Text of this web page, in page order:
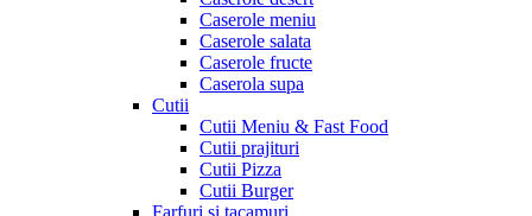
Caserole meniu
Caserole salata
Caserole fructe
Caserola supa
Cutii
Cutii Meniu & Fast Food
Cutii prajituri
Cutii Pizza
Cutii Burger
Farfuri si tacamuri